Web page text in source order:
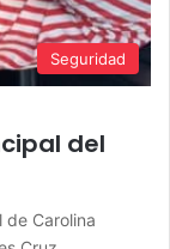
Seguridad
del
de Carolina